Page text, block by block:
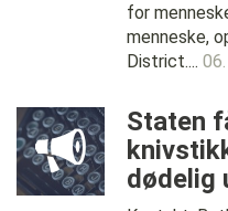
for
menneske,
District....
Staten
dødelig